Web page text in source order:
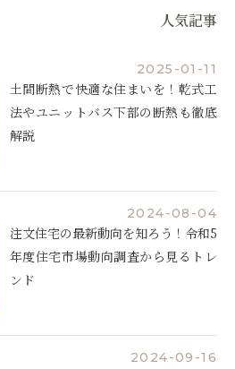
人気記事
2025-01-11
土間断熱で快適な住まいを！乾式工
法やユニットバス下部の断熱も徹底
解説
2024-08-04
注文住宅の最新動向を知ろう！令和5
年度住宅市場動向調査から見るトレ
ンド
2024-09-16